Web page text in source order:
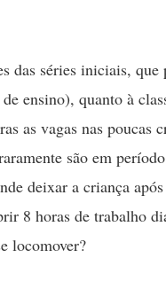
das séries iniciais, que
ensino), quanto à
as vagas nas poucas
são em
deixar a criança
8 horas de trabalho
locomover?